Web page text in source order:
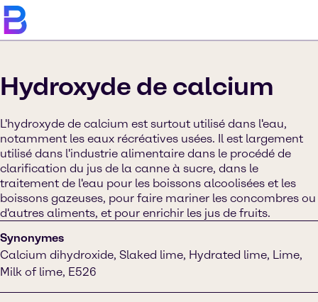
Hydroxyde de calcium
L'hydroxyde de calcium est surtout utilisé dans l'eau,
notamment les eaux récréatives usées. Il est largement
utilisé dans l'industrie alimentaire dans le procédé de
clarification du jus de la canne à sucre, dans le
traitement de l'eau pour les boissons alcoolisées et les
boissons gazeuses, pour faire mariner les concombres ou
d'autres aliments, et pour enrichir les jus de fruits.
Synonymes
Calcium dihydroxide, Slaked lime, Hydrated lime, Lime,
Milk of lime, E526